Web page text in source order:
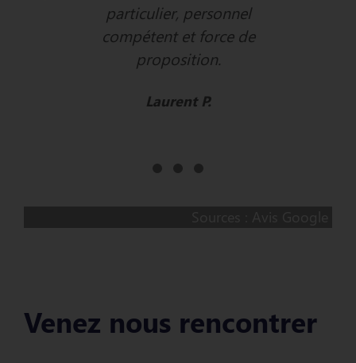
particulier, personnel
compétent et force de
proposition.
Laurent P.
Venez nous rencontrer